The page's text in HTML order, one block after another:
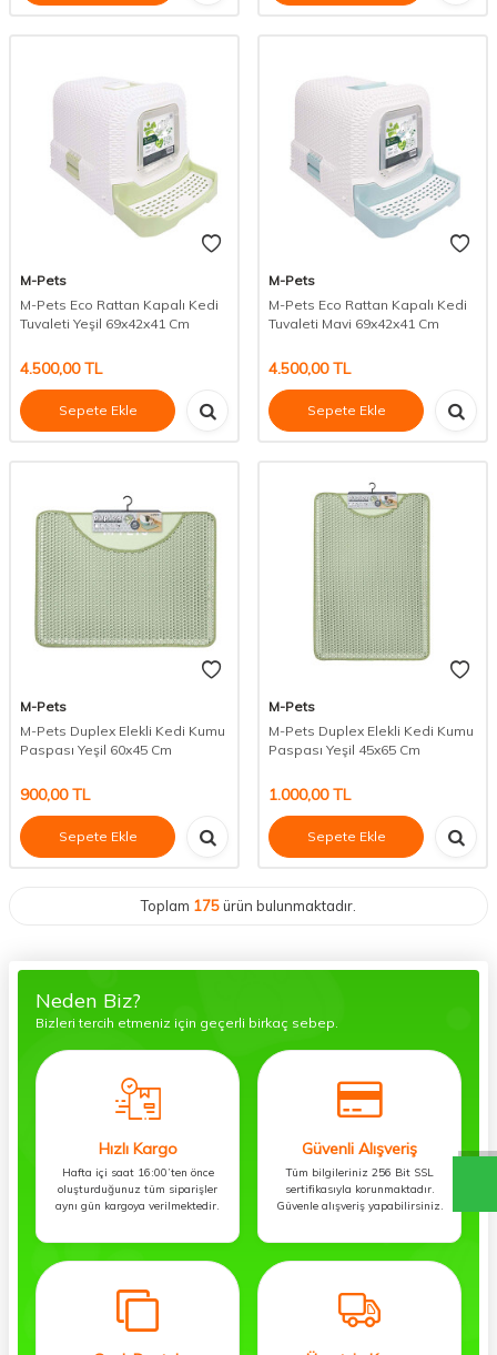
M-Pets
M-Pets Eco Rattan Kapalı Kedi
Tuvaleti Yeşil 69x42x41 Cm
4.500,00TL
Sepete Ekle
M-Pets
M-Pets Eco Rattan Kapalı Kedi
Tuvaleti Mavi 69x42x41 Cm
4.500,00TL
Sepete Ekle
M-Pets
M-Pets Duplex Elekli Kedi Kumu
Paspası Yeşil 60x45 Cm
900,00TL
Sepete Ekle
M-Pets
M-Pets Duplex Elekli Kedi Kumu
Paspası Yeşil 45x65 Cm
1.000,00TL
Sepete Ekle
Toplam 175ürün bulunmaktadır.
Neden Biz?
Bizleri tercih etmeniz için geçerli birkaç sebep.
Hızlı Kargo
Hafta içi saat 16:00’ten önce
oluşturduğunuz tüm siparişler
aynı gün kargoya verilmektedir.
Güvenli Alışveriş
Tüm bilgileriniz 256 Bit SSL
sertifikasıyla korunmaktadır.
Güvenle alışveriş yapabilirsiniz.